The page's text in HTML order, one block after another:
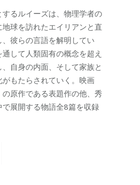
るルイーズは、物理学者の
球を訪れたエイリアンと直
彼らの言語を解明してい
通して人類固有の概念を超え
自身の内面、そして家族と
もたらされていく。映画
の原作である表題作の他、秀
展開する物語全8篇を収録